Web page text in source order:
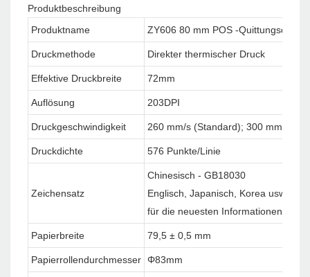
Produktbeschreibung
Produktname
ZY606 80 mm POS -
Druckmethode Direkter thermischer Druck
Effektive Druckbreite 72mm
Auflösung 203DPI
Druckgeschwindigkeit 260 mm/s (Standard); 300 mm/s
Druckdichte 576 Punkte/Linie
Zeichensatz
Chinesisch - GB18030
Englisch, Japanisch, Korea usw.
für die neuesten Informationen)
Papierbreite 79,5 ± 0,5 mm
Papierrollendurchmesser Φ83mm